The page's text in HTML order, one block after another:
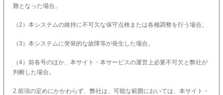
難となった場合。
（2）本システムの維持に不可欠な保守点検または各種調整を行う場合。
（3）本システムに突発的な故障等が発生した場合。
（4）前各号のほか、本サイト・本サービスの運営上必要不可欠と弊社が
判断した場合。
2.前項の定めにかかわらず、弊社は、可能な範囲においては、本サイト・